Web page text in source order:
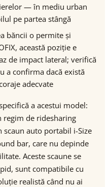
— în mediu urban
pe partea stângă
băncii o permite și
această poziție e
de impact lateral; verifică
a confirma dacă există
adecvate
a acestui model:
regim de ridesharing
scaun auto portabil i-Size
bar, care nu depinde
Aceste scaune se
sunt compatibile cu
realistă când nu ai